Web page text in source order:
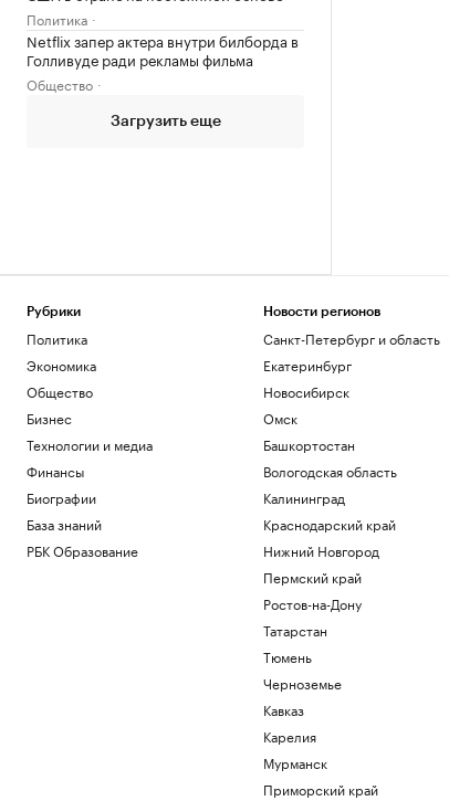
Политика
Netflix запер актера внутри билборда в
Голливуде ради рекламы фильма
Общество
Загрузить еще
Рубрики
Политика
Экономика
Общество
Бизнес
Технологии и медиа
Финансы
Биографии
База знаний
РБК Образование
Новости регионов
Санкт-Петербург и область
Екатеринбург
Новосибирск
Омск
Башкортостан
Вологодская область
Калининград
Краснодарский край
Нижний Новгород
Пермский край
Ростов-на-Дону
Татарстан
Тюмень
Черноземье
Кавказ
Карелия
Мурманск
Приморский край